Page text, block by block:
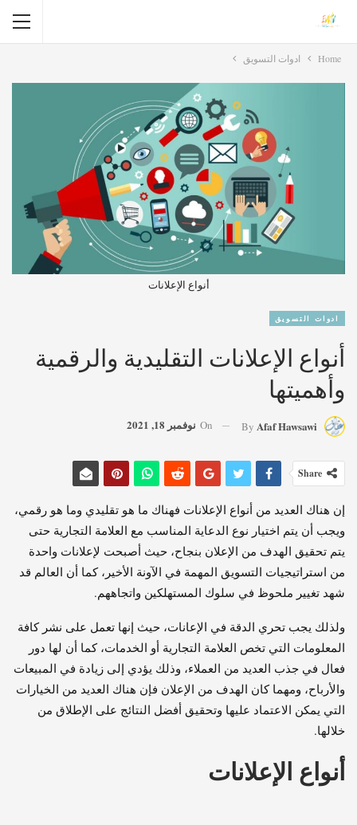
Home ادوات التسويق
أنواع الإعلانات
ادوات التسويق
أنواع الإعلانات التقليدية والرقمية
وأهميتها
By Afaf Hawsawi
On نوفمبر 18, 2021
Share
إن هناك العديد من أنواع الإعلانات فهناك ما هو تقليدي وما هو رقمي،
ويجب أن يتم اختيار نوع الدعاية المناسب مع العلامة التجارية حتى
يتم تحقيق الهدف من الإعلان بنجاح، حيث أصبحت لإعلانات واحدة
من استراتيجيات التسويق المهمة في الآونة الأخير، كما أن العالم قد
شهد تغيير ملحوظ في سلوك المستهلكين واتجاههم.
ولذلك يجب تحري الدقة في الإعانات، حيث إنها تعمل على نشر كافة
المعلومات التي تخص العلامة التجارية أو الخدمات، كما أن لها دور
فعال في جذب العديد من العملاء، وذلك يؤدي إلى زيادة في المبيعات
والأرباح، ومهما كان الهدف من الإعلان فإن هناك العديد من الخيارات
التي يمكن الاعتماد عليها وتحقيق أفضل النتائج على الإطلاق من
خلالها.
أنواع الإعلانات